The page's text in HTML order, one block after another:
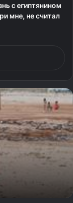
с египтянином
мне, не считал